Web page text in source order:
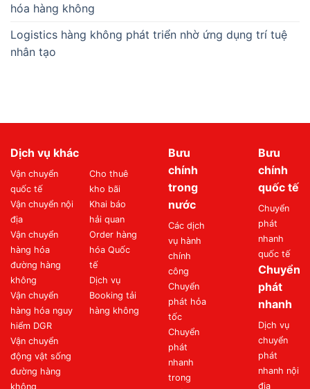
hóa hàng không
Logistics hàng không phát triển nhờ ứng dụng trí tuệ
nhân tạo
Dịch vụ khác
Vận chuyển
quốc tế
Vận chuyển nội
địa
Vận chuyển
hàng hóa
đường hàng
không
Vận chuyển
hàng hóa nguy
hiểm DGR
Vận chuyển
động vật sống
đường hàng
không
Cho thuê
kho bãi
Khai báo
hải quan
Order hàng
hóa Quốc
tế
Dịch vụ
Booking tải
hàng không
Bưu
chính
trong
nước
Các dịch
vụ hành
chính
công
Chuyển
phát hỏa
tốc
Chuyển
phát
nhanh
trong
Bưu
chính
quốc tế
Chuyển
phát
nhanh
quốc tế
Chuyển
phát
nhanh
Dịch vụ
chuyển
phát
nhanh nội
địa